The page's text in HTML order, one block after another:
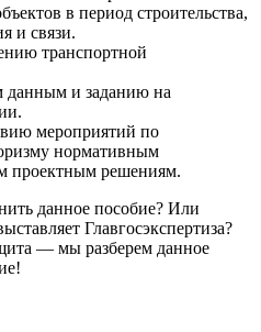
в период строительства,
и связи.
транспортной
данным и заданию на
мероприятий по
нормативным
проектным решениям.
данное пособие? Или
Главгосэкспертиза?
— мы разберем данное